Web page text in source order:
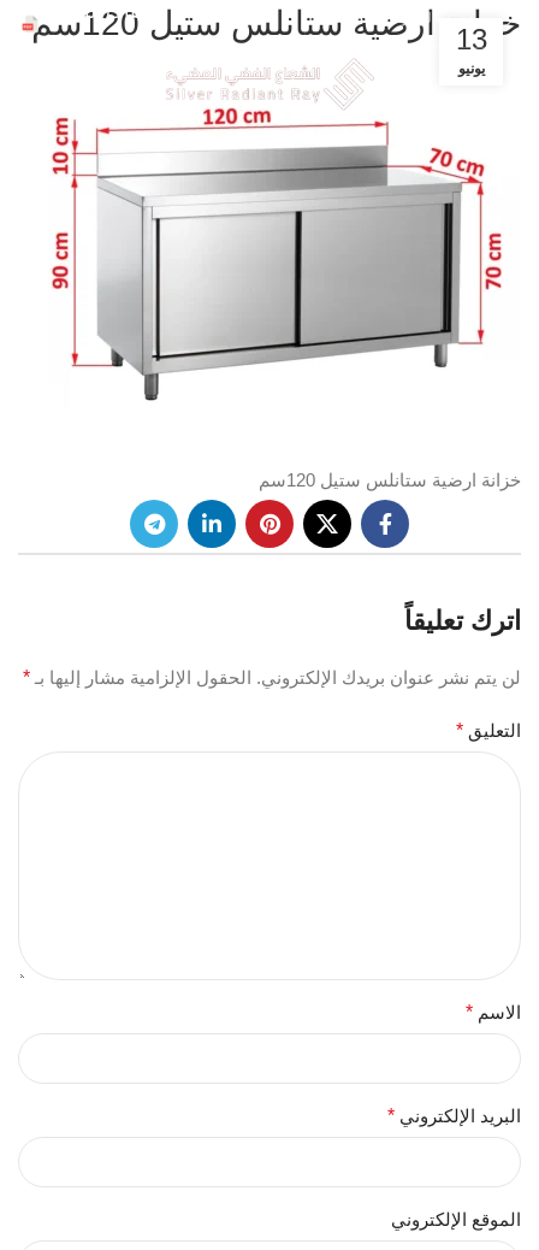
عروض حصرية للشركات خصم 30% ملفات الشركة خزانة ارضية ستانلس ستيل 120سم
13
يونيو
خزانة ارضية ستانلس ستيل 120سم
اترك تعليقاً
لن يتم نشر عنوان بريدك الإلكتروني. الحقول الإلزامية مشار إليها بـ *
التعليق *
الاسم *
البريد الإلكتروني *
الموقع الإلكتروني